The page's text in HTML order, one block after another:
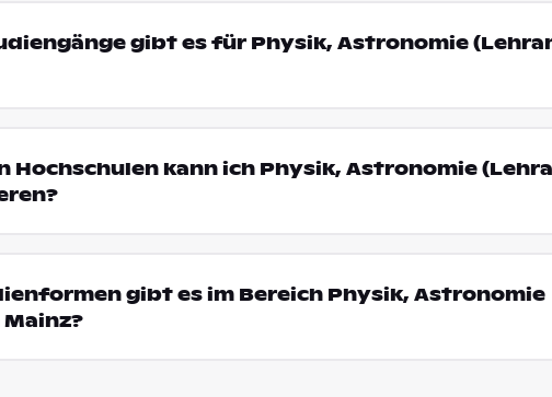
gibt es für Physik, Astronomie
Hochschulen kann ich Physik, Astronomie
gibt es im Bereich Physik, Astronomie